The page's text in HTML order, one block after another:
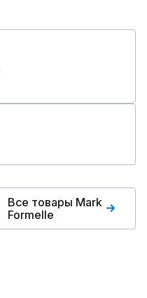
Все товары Mark
Formelle